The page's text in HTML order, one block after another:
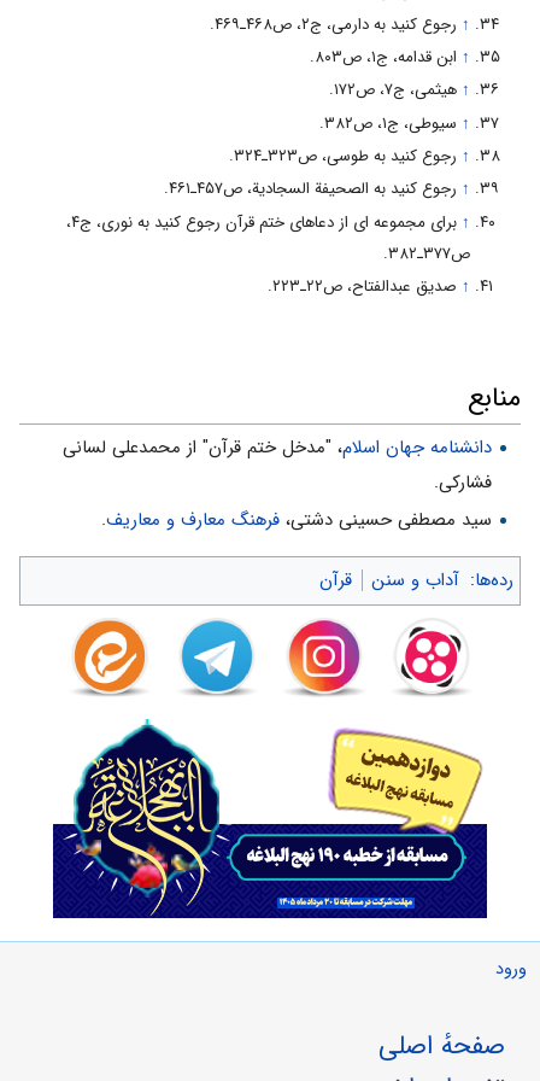
↑ رجوع کنید به دارمى، ج۲، ص۴۶۸ـ۴۶۹.
↑ ابن قدامه، ج۱، ص۸۰۳.
↑ هیثمى، ج۷، ص۱۷۲.
↑ سیوطى، ج۱، ص۳۸۲.
↑ رجوع کنید به طوسى، ص۳۲۳ـ۳۲۴.
↑ رجوع کنید به الصحیفة السجادیة، ص۴۵۷ـ۴۶۱.
↑
براى مجموعه اى از دعاهاى ختم قرآن رجوع کنید به نورى، ج۴،
ص۳۷۷ـ۳۸۲.
↑ صدیق عبدالفتاح، ص۲۲ـ۲۲۳.
منابع
دانشنامه جهان اسلام، "مدخل ختم قرآن" از محمدعلى لسانى
فشاركى.
سید مصطفی حسینی دشتی، فرهنگ معارف و معاریف.
رده‌ها: آداب و سنن قرآن
ورود
صفحهٔ اصلی